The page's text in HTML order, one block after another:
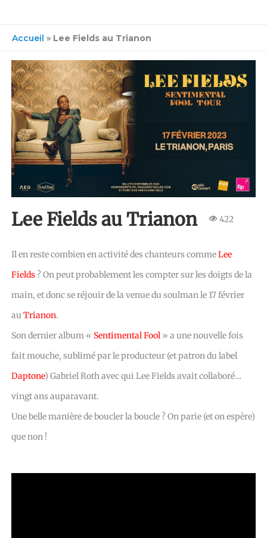
Accueil » Lee Fields au Trianon
Lee Fields au Trianon 422
Il en reste combien en activité des chanteurs commeLee
Fields ? On peut probablement les compter sur les doigts de la
main, et donc se réjouir de la venue du soulman le 17 février
auTrianon.
Son dernier album « Sentimental Fool » a une nouvelle fois
fait mouche, sublimé par le producteur (et patron du label
Daptone) Gabriel Roth avec qui Lee Fields avait collaboré…
vingt ans auparavant.
Une belle manière de boucler la boucle ? On parie (et on espère)
que non !